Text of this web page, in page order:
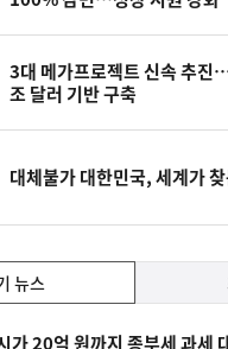
3대 메가프로젝트 신속 추진
조 달러 기반 구축
대체불가 대한민국, 세계가
뉴스
가 20억 원까지 종부세 과세